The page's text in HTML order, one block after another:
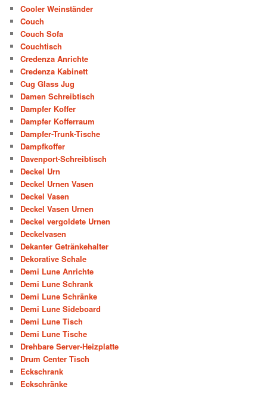
Cooler Weinständer
Couch
Couch Sofa
Couchtisch
Credenza Anrichte
Credenza Kabinett
Cug Glass Jug
Damen Schreibtisch
Dampfer Koffer
Dampfer Kofferraum
Dampfer-Trunk-Tische
Dampfkoffer
Davenport-Schreibtisch
Deckel Urn
Deckel Urnen Vasen
Deckel Vasen
Deckel Vasen Urnen
Deckel vergoldete Urnen
Deckelvasen
Dekanter Getränkehalter
Dekorative Schale
Demi Lune Anrichte
Demi Lune Schrank
Demi Lune Schränke
Demi Lune Sideboard
Demi Lune Tisch
Demi Lune Tische
Drehbare Server-Heizplatte
Drum Center Tisch
Eckschrank
Eckschränke